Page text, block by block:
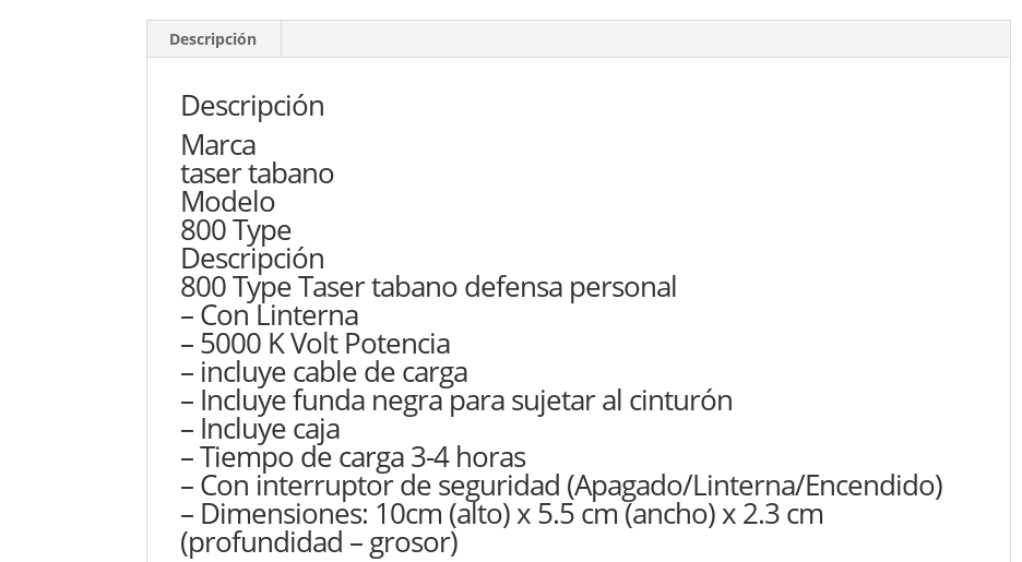
Descripción
Descripción
Marca
taser tabano
Modelo
800 Type
Descripción
800 Type Taser tabano defensa personal
– Con Linterna
– 5000 K Volt Potencia
– incluye cable de carga
– Incluye funda negra para sujetar al cinturón
– Incluye caja
– Tiempo de carga 3-4 horas
– Con interruptor de seguridad (Apagado/Linterna/Encendido)
– Dimensiones: 10cm (alto) x 5.5 cm (ancho) x 2.3 cm
(profundidad – grosor)